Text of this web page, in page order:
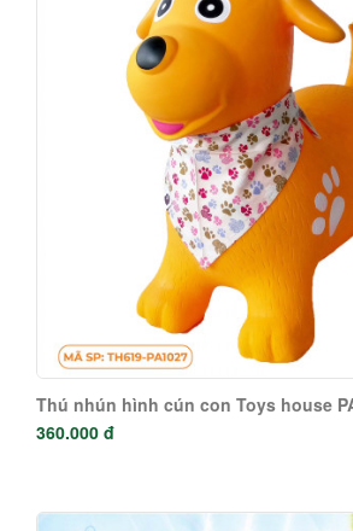
Thú nhún hình cún con Toys house
360.000 đ